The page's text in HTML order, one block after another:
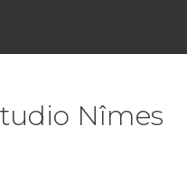
Nîmes